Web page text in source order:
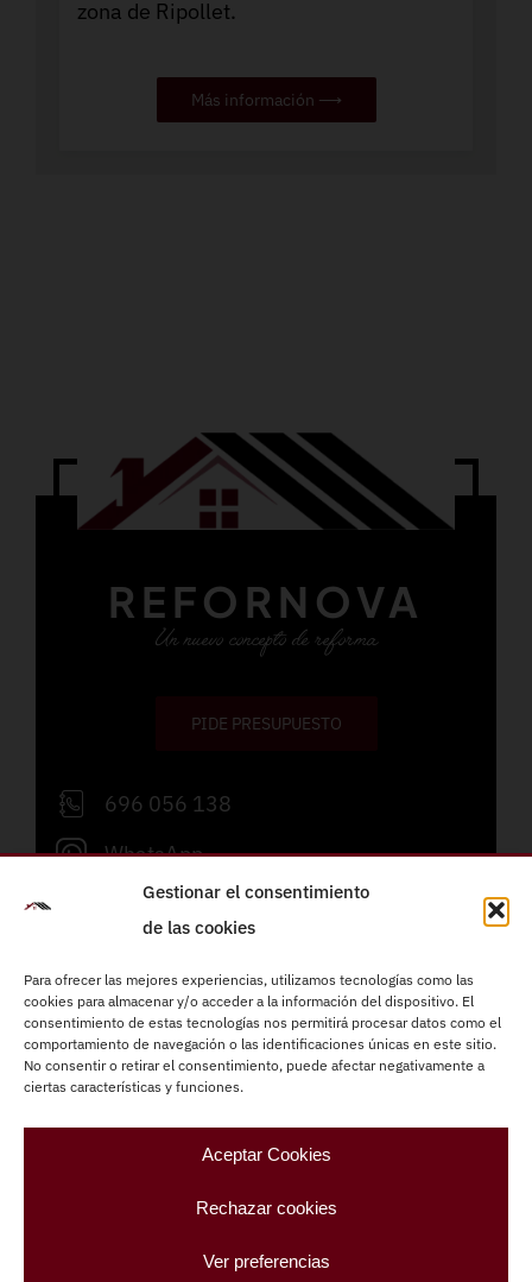
Gestionar el consentimiento
de las cookies
Para ofrecer las mejores experiencias, utilizamos tecnologías como las
cookies para almacenar y/o acceder a la información del dispositivo. El
consentimiento de estas tecnologías nos permitirá procesar datos como el
comportamiento de navegación o las identificaciones únicas en este sitio.
No consentir o retirar el consentimiento, puede afectar negativamente a
ciertas características y funciones.
Aceptar Cookies
Rechazar cookies
Ver preferencias
zona de Ripollet.
Más información ⟶
REFORNOVA
Un nuevo concepto de reforma
PIDE PRESUPUESTO
696 056 138
WhatsApp
info@refornova.com
Reformas integrales
Instalaciones eléctricas
Carpintería